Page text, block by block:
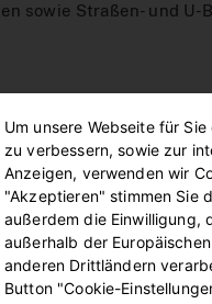
sowie Straßen- und U-
Um unsere Webseite für
zu verbessern, sowie zur
Anzeigen, verwenden wir
"Akzeptieren" stimmen Sie
außerdem die Einwilligung,
außerhalb der
anderen Drittländern
Button "Cookie-